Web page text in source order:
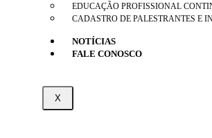
EDUCAÇÃO PROFISSIONAL
CADASTRO DE PALESTRANTES E
NOTÍCIAS
FALE CONOSCO
X